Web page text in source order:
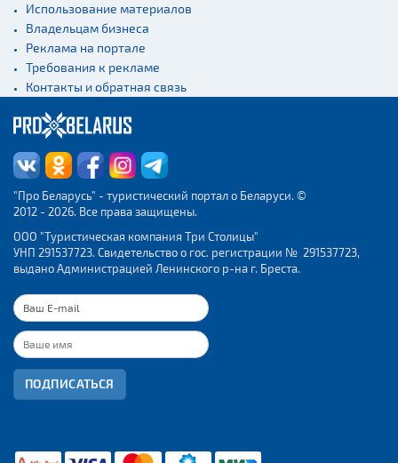
Аэропорты
вокзалы
Использование материалов
Владельцам бизнеса
Реклама на портале
Требования к рекламе
Контакты и обратная связь
"Про Беларусь" - туристический портал о Беларуси. ©
2012 - 2026. Все права защищены.
ООО "Туристическая компания Три Столицы"
УНП 291537723. Свидетельство о гос. регистрации № 291537723,
выдано Администрацией Ленинского р-на г. Бреста.
ПОДПИСАТЬСЯ